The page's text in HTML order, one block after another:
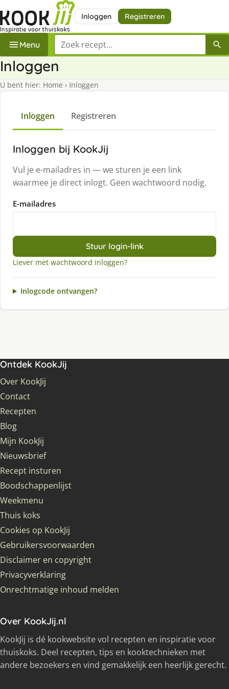
Inloggen Registreren
Menu Zoek een recept
Inloggen
U bent hier: Home › Inloggen
Inloggen Registreren
Inloggen bij KookJij
Vul je e-mailadres in — we sturen je een link
waarmee je direct inlogt. Geen wachtwoord nodig.
E-mailadres
Stuur login-link
Liever met wachtwoord inloggen?
Inlogcode ontvangen?
Ontdek KookJij
Over KookJij
Contact
Recepten
Blog
Mijn KookJij
Nieuwsbrief
Recept insturen
Boodschappenlijst
Weekmenu
Thuis koks
Cookies op KookJij
Gebruikersvoorwaarden
Disclaimer en copyright
Privacyverklaring
Onrechtmatige inhoud melden
Over KookJij.nl
KookJij is dé kookwebsite vol recepten en inspiratie voor
thuiskoks. Deel recepten, tips en kooktechnieken met
andere bezoekers en vind gemakkelijk een heerlijk gerecht.